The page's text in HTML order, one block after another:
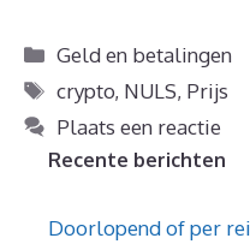
Categorieën
Geld en betalingen
Tags
crypto, NULS, Prijs
Plaats een reactie
Recente berichten
Doorlopend of per